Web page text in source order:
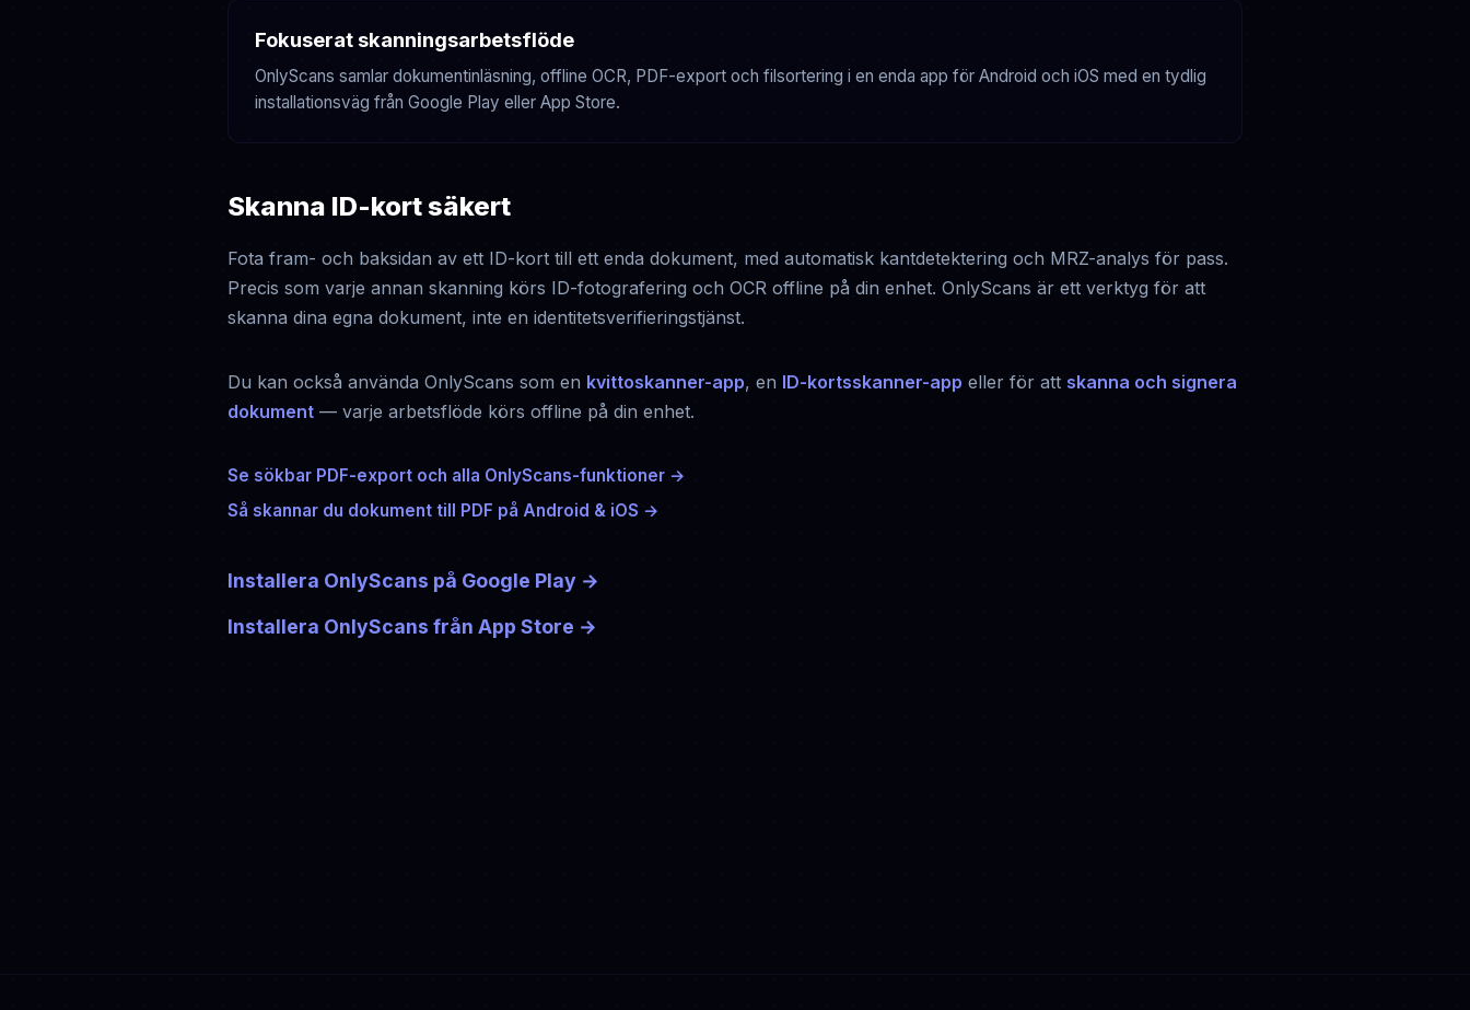
Fokuserat skanningsarbetsflöde
OnlyScans samlar dokumentinläsning, offline OCR, PDF-export och filsortering i en enda app för Android och iOS med en tydlig
installationsväg från Google Play eller App Store.
Skanna ID-kort säkert
Fota fram- och baksidan av ett ID-kort till ett enda dokument, med automatisk kantdetektering och MRZ-analys för pass.
Precis som varje annan skanning körs ID-fotografering och OCR offline på din enhet. OnlyScans är ett verktyg för att
skanna dina egna dokument, inte en identitetsverifieringstjänst.
Du kan också använda OnlyScans som en kvittoskanner-app, en ID-kortsskanner-app eller för att skanna och signera
dokument — varje arbetsflöde körs offline på din enhet.
Se sökbar PDF-export och alla OnlyScans-funktioner →
Så skannar du dokument till PDF på Android & iOS →
Installera OnlyScans på Google Play →
Installera OnlyScans från App Store →